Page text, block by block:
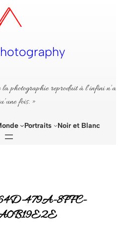
photographie reproduit à l’infini n’a
fois. »
Portraits Noir et Blanc
479A-8FFC-